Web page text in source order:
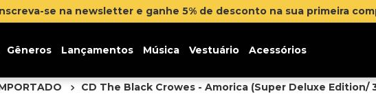
se na newsletter e ganhe 5% de desconto na sua primeira
Gêneros Lançamentos Música Vestuário Acessórios
CD The Black Crowes - Amorica (Super Deluxe Edition/